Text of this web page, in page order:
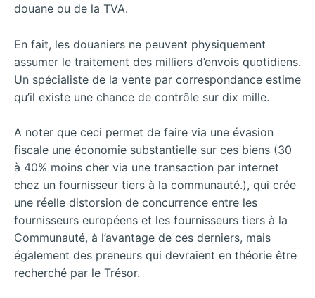
douane ou de la TVA.
En fait, les douaniers ne peuvent physiquement
assumer le traitement des milliers d’envois quotidiens.
Un spécialiste de la vente par correspondance estime
qu’il existe une chance de contrôle sur dix mille.
A noter que ceci permet de faire via une évasion
fiscale une économie substantielle sur ces biens (30
à 40% moins cher via une transaction par internet
chez un fournisseur tiers à la communauté.), qui crée
une réelle distorsion de concurrence entre les
fournisseurs européens et les fournisseurs tiers à la
Communauté, à l’avantage de ces derniers, mais
également des preneurs qui devraient en théorie être
recherché par le Trésor.